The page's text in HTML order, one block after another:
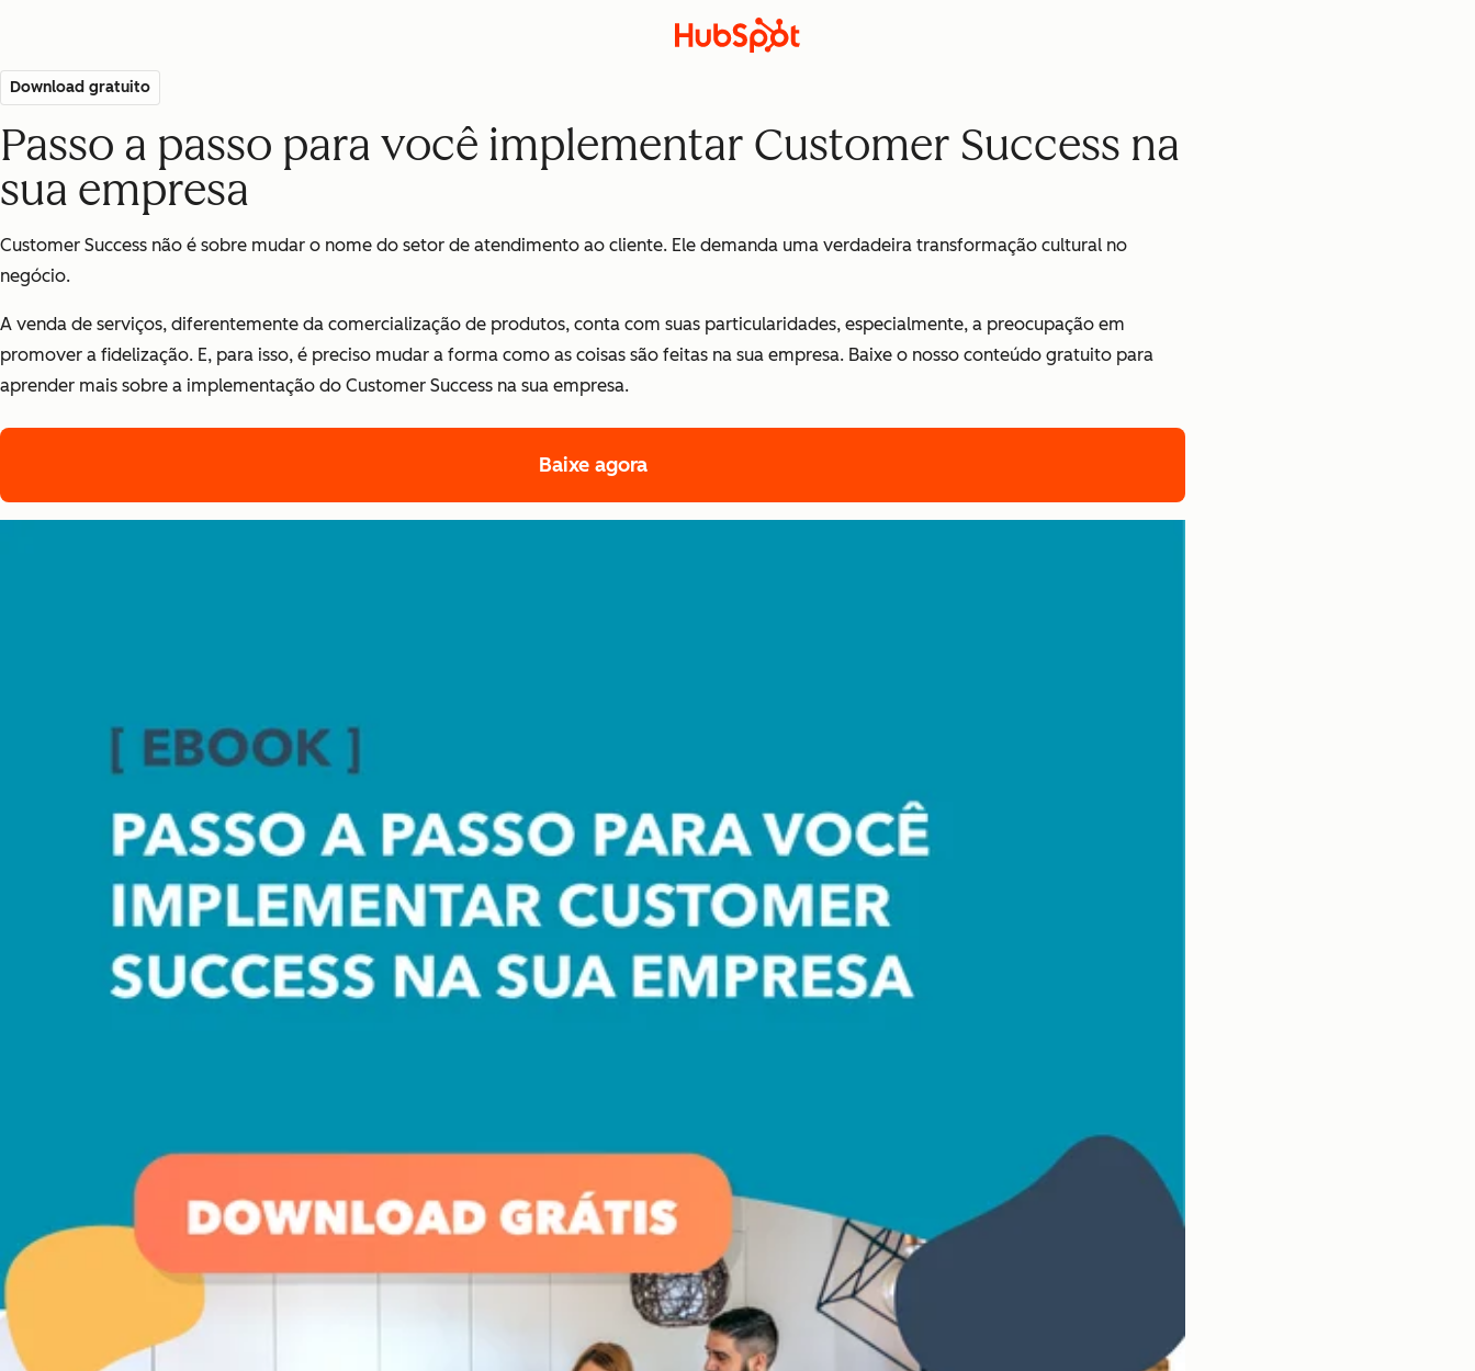
Download gratuito
Passo a passo para você implementar Customer Success na
sua empresa
Customer Success não é sobre mudar o nome do setor de atendimento ao cliente. Ele demanda uma verdadeira transformação cultural no
negócio.
A venda de serviços, diferentemente da comercialização de produtos, conta com suas particularidades, especialmente, a preocupação em
promover a fidelização. E, para isso, é preciso mudar a forma como as coisas são feitas na sua empresa. Baixe o nosso conteúdo gratuito para
aprender mais sobre a implementação do Customer Success na sua empresa.
Baixe agora